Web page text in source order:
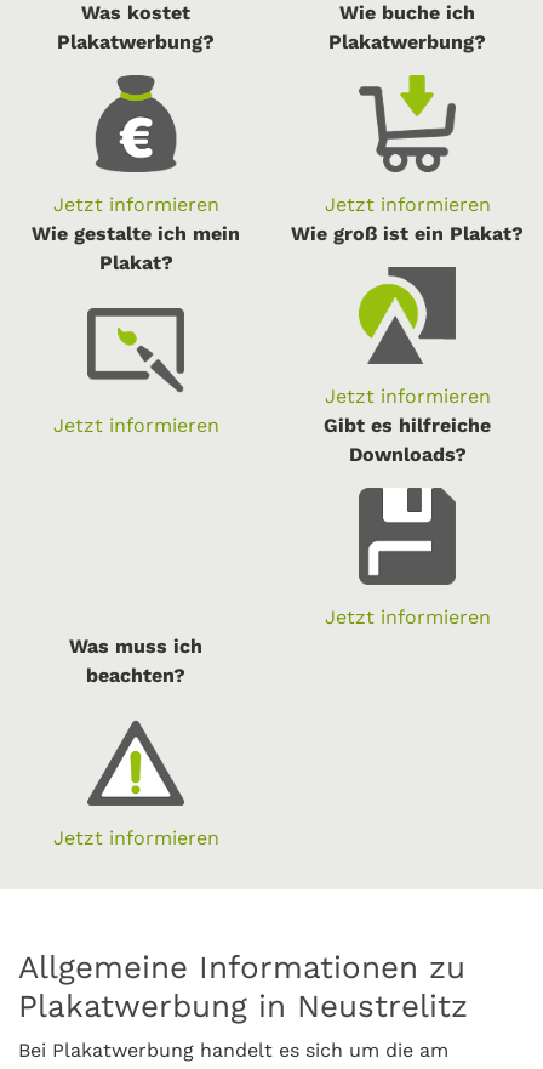
Was kostet
Plakatwerbung?
Jetzt informieren
Wie buche ich
Plakatwerbung?
Jetzt informieren
Wie gestalte ich mein
Plakat?
Jetzt informieren
Wie groß ist ein Plakat?
Jetzt informieren
Gibt es hilfreiche
Downloads?
Jetzt informieren
Was muss ich
beachten?
Jetzt informieren
Allgemeine Informationen zu
Plakatwerbung in Neustrelitz
Bei Plakatwerbung handelt es sich um die am